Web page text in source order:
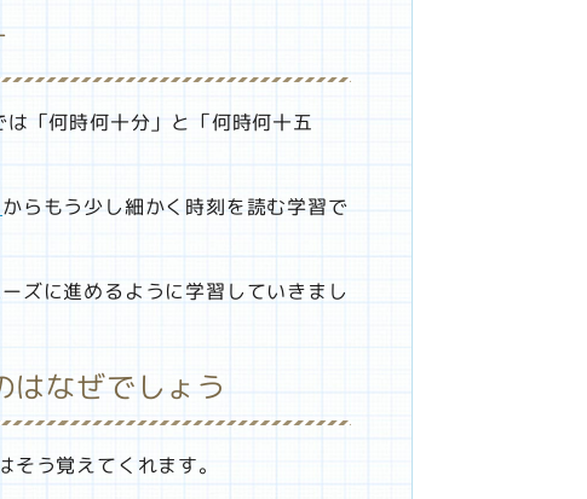
は「何時何十分」と「何時何十五
からもう少し細かく時刻を読む学習で
ズに進めるように学習していきまし
はなぜでしょう
う覚えてくれます。